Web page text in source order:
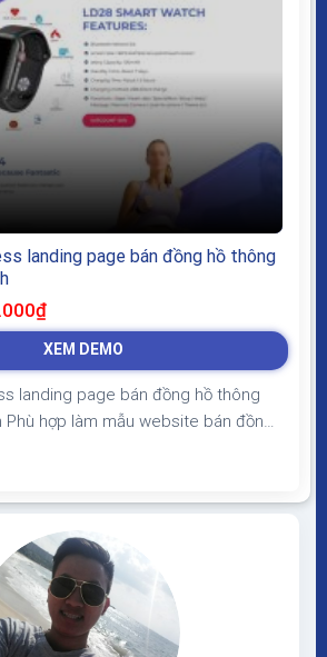
landing page bán đồng hồ thông
₫Giá
tại
là:
XEM DEMO
landing page bán đồng hồ thông
hợp làm mẫu website bán đồng
chuyển đổi, chốt sale khi chạy